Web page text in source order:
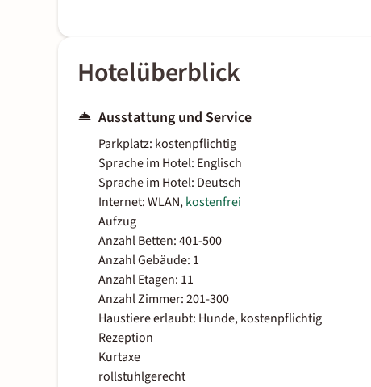
Hotelüberblick
Ausstattung und Service
Parkplatz: kostenpflichtig
Sprache im Hotel: Englisch
Sprache im Hotel: Deutsch
Internet: WLAN,kostenfrei
Aufzug
Anzahl Betten: 401-500
Anzahl Gebäude: 1
Anzahl Etagen: 11
Anzahl Zimmer: 201-300
Haustiere erlaubt: Hunde, kostenpflichtig
Rezeption
Kurtaxe
rollstuhlgerecht